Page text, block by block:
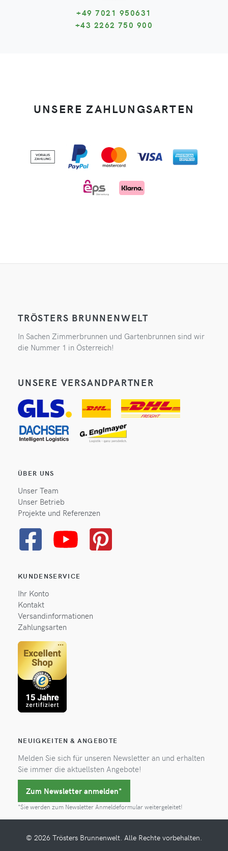
+49 7021 950631
+43 2262 750 900
UNSERE ZAHLUNGSARTEN
TRÖSTERS BRUNNENWELT
In Sachen Zimmerbrunnen und Gartenbrunnen sind wir
die Nummer 1 in Österreich!
UNSERE VERSANDPARTNER
ÜBER UNS
Unser Team
Unser Betrieb
Projekte und Referenzen
KUNDENSERVICE
Ihr Konto
Kontakt
Versandinformationen
Zahlungsarten
NEUIGKEITEN & ANGEBOTE
Melden Sie sich für unseren Newsletter an und erhalten
Sie immer die aktuellsten Angebote!
Zum Newsletter anmelden*
*Sie werden zum Newsletter Anmeldeformular weitergeleitet!
© 2026 Trösters Brunnenwelt. Alle Rechte vorbehalten.